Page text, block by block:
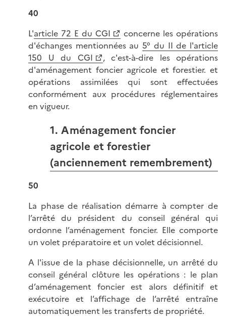
40
L'article 72 E du CGI
concerne les opérations
d'échanges mentionnées au 5° du II de l'article
150 U du CGI
, c'est-à-dire les opérations
d'aménagement foncier agricole et forestier. et
opérations assimilées qui sont effectuées
conformément aux procédures réglementaires
en vigueur.
1. Aménagement foncier
agricole et forestier
(anciennement remembrement)
50
La phase de réalisation démarre à compter de
l’arrêté du président du conseil général qui
ordonne l’aménagement foncier. Elle comporte
un volet préparatoire et un volet décisionnel.
A l'issue de la phase décisionnelle, un arrêté du
conseil général clôture les opérations : le plan
d’aménagement foncier est alors définitif et
exécutoire et l’affichage de l’arrêté entraîne
automatiquement les transferts de propriété.